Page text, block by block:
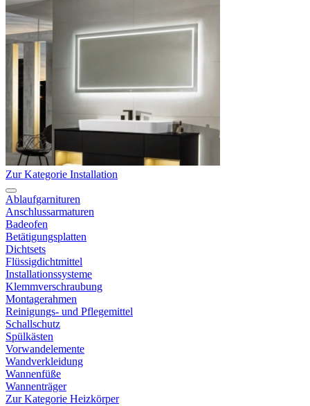
Zur Kategorie Installation
Ablaufgarnituren
Anschlussarmaturen
Badeofen
Betätigungsplatten
Dichtsets
Flüssigdichtmittel
Installationssysteme
Klemmverschraubung
Montagerahmen
Reinigungs- und Pflegemittel
Schallschutz
Spülkästen
Vorwandelemente
Wandverkleidung
Wannenfüße
Wannenträger
Zur Kategorie Heizkörper